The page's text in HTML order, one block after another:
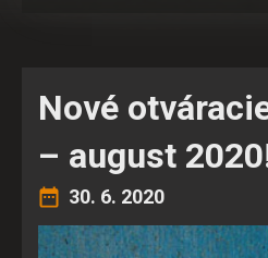
Nové
– august
30. 6. 2020